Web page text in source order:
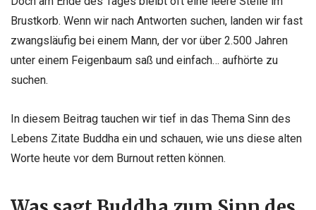
Brustkorb. Wenn wir nach Antworten suchen, landen wir fast
zwangsläufig bei einem Mann, der vor über 2.500 Jahren
unter einem Feigenbaum saß und einfach… aufhörte zu
suchen.
In diesem Beitrag tauchen wir tief in das Thema Sinn des
Lebens Zitate Buddha ein und schauen, wie uns diese alten
Worte heute vor dem Burnout retten können.